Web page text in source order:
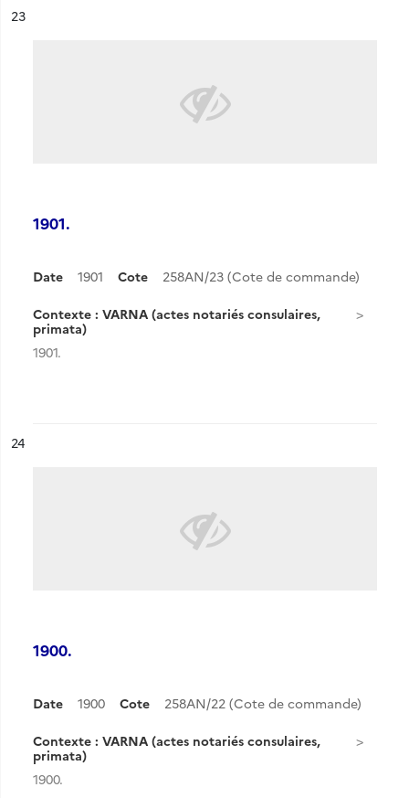
n°
23
1901.
Date 1901 Cote 258AN/23 (Cote de commande)
Contexte : VARNA (actes notariés consulaires,
primata)
1901.
n°
24
1900.
Date 1900 Cote 258AN/22 (Cote de commande)
Contexte : VARNA (actes notariés consulaires,
primata)
1900.